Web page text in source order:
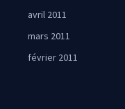
avril 2011
mars 2011
février 2011